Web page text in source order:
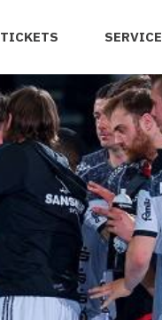
TICKETS SERVICE